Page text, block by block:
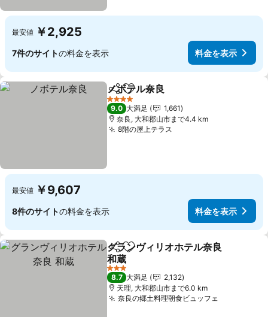
最安値 ￥2,925
7件のサイトの料金を表示 料金を表示
シェアお気に入りに追加
ノボテル奈良
4 ホテルのランク
9.0 大満足
1,661
奈良, 大和郡山市まで4.4 km
8階の屋上テラス
最安値 ￥9,607
8件のサイトの料金を表示 料金を表示
シェアお気に入りに追加
グランヴィリオホテル奈良
和蔵
料金を表示
3 ホテルのランク
8.7 大満足
2,132
天理, 大和郡山市まで6.0 km
奈良の郷土料理朝食ビュッフェ